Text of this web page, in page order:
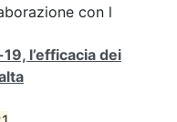
con l
l’efficacia dei